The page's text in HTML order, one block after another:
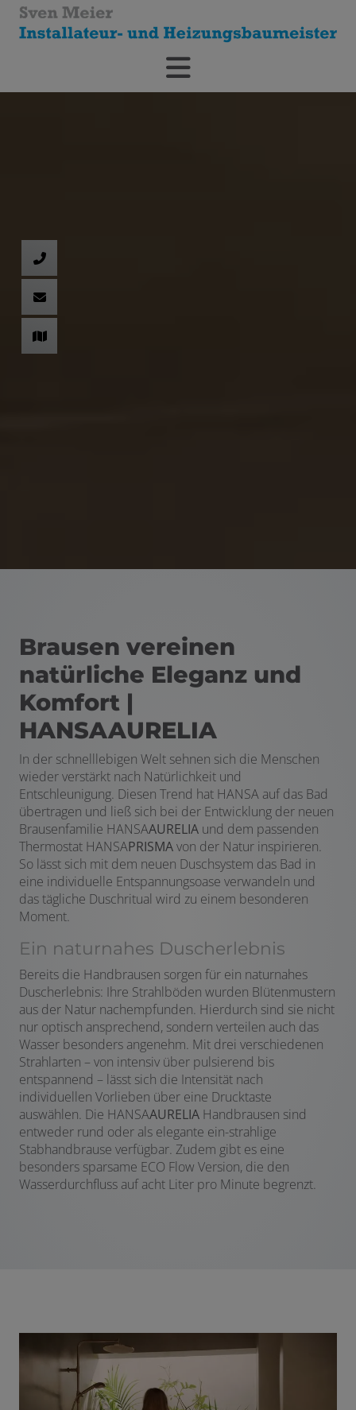
Brausen vereinen
natürliche Eleganz und
Komfort |
HANSAAURELIA
In der schnelllebigen Welt sehnen sich die Menschen
wieder verstärkt nach Natürlichkeit und
Entschleunigung. Diesen Trend hat HANSA auf das Bad
übertragen und ließ sich bei der Entwicklung der neuen
Brausenfamilie HANSAAURELIA und dem passenden
Thermostat HANSAPRISMAvon der Natur inspirieren.
So lässt sich mit dem neuen Duschsystem das Bad in
eine individuelle Entspannungsoase verwandeln und
das tägliche Duschritual wird zu einem besonderen
Moment.
Ein naturnahes Duscherlebnis
Bereits die Handbrausen sorgen für ein naturnahes
Duscherlebnis: Ihre Strahlböden wurden Blütenmustern
aus der Natur nachempfunden. Hierdurch sind sie nicht
nur optisch ansprechend, sondern verteilen auch das
Wasser besonders angenehm. Mit drei verschiedenen
Strahlarten – von intensiv über pulsierend bis
entspannend – lässt sich die Intensität nach
individuellen Vorlieben über eine Drucktaste
auswählen. Die HANSAAURELIA Handbrausen sind
entweder rund oder als elegante ein-strahlige
Stabhandbrause verfügbar. Zudem gibt es eine
besonders sparsame ECO Flow Version, die den
Wasserdurchfluss auf acht Liter pro Minute begrenzt.